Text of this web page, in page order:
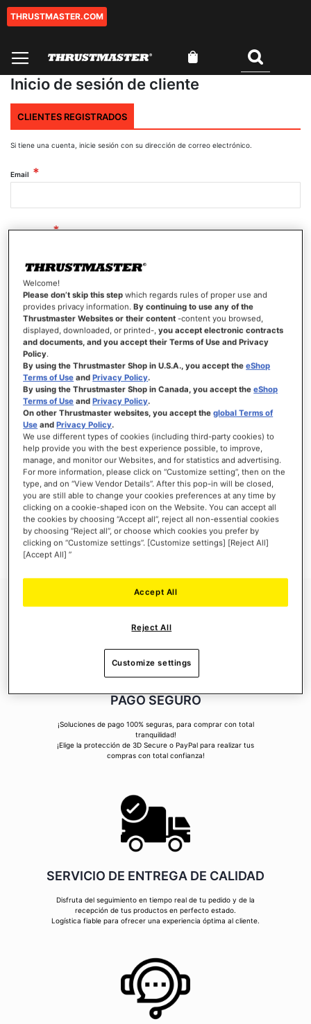
THRUSTMASTER.COM
Inicio de sesión de cliente
CLIENTES REGISTRADOS
Si tiene una cuenta, inicie sesión con su dirección de correo electrónico.
Email
Contraseña
Mostrar contraseña
INICIAR SESIÓN
¿Olvidó su contraseña?
NUEVOS CLIENTES
Crear una cuenta tiene muchos beneficios: Pago más rápido, guardar más de una
dirección, seguimiento de pedidos y mucho más.
CREAR UNA CUENTA
PAGO SEGURO
¡Soluciones de pago 100% seguras, para comprar con total
tranquilidad!
¡Elige la protección de 3D Secure o PayPal para realizar tus
compras con total confianza!
SERVICIO DE ENTREGA DE CALIDAD
Disfruta del seguimiento en tiempo real de tu pedido y de la
recepción de tus productos en perfecto estado.
Logística fiable para ofrecer una experiencia óptima al cliente.
Welcome!
Please don’t skip this step which regards rules of proper use and
provides privacy information.By continuing to use any of the
Thrustmaster Websites or their content -content you browsed,
displayed, downloaded, or printed-,you accept electronic contracts
and documents, and you accept their Terms of Use and Privacy
Policy.
By using the Thrustmaster Shop in U.S.A., you accept theeShop
Terms of Use andPrivacy Policy.
By using the Thrustmaster Shop in Canada, you accept theeShop
Terms of Use andPrivacy Policy.
On other Thrustmaster websites, you accept theglobal Terms of
Use andPrivacy Policy.
We use different types of cookies (including third-party cookies) to
help provide you with the best experience possible, to improve,
manage, and monitor our Websites, and for statistics and advertising.
For more information, please click on “Customize setting”, then on the
type, and on “View Vendor Details”. After this pop-in will be closed,
you are still able to change your cookies preferences at any time by
clicking on a cookie-shaped icon on the Website. You can accept all
the cookies by choosing “Accept all”, reject all non-essential cookies
by choosing “Reject all”, or choose which cookies you prefer by
clicking on “Customize settings”. [Customize settings] [Reject All]
[Accept All] ”
Reject All
Accept All
Customize settings